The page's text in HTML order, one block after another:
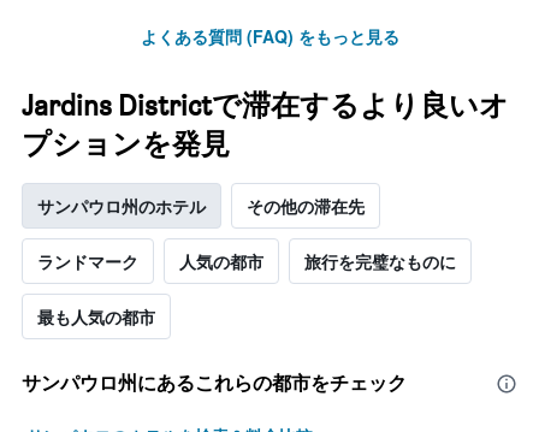
よくある質問 (FAQ) をもっと見る
Jardins Districtで滞在するより良いオ
プションを発見
サンパウロ州のホテル その他の滞在先
ランドマーク 人気の都市 旅行を完璧なものに
最も人気の都市
サンパウロ州​にあるこれらの都市をチェック